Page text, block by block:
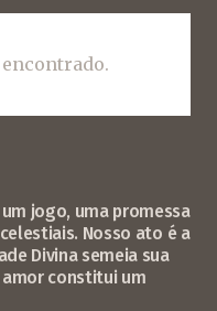
jogo, uma promessa
Nosso ato é a
Divina semeia sua
constitui um